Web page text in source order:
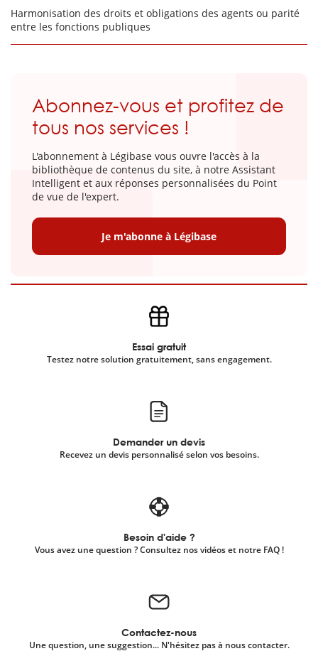
Harmonisation des droits et obligations des agents ou parité
entre les fonctions publiques
Abonnez-vous et profitez de
tous nos services !
L'abonnement à Légibase vous ouvre l'accès à la
bibliothèque de contenus du site, à notre Assistant
Intelligent et aux réponses personnalisées du Point
de vue de l'expert.
Je m'abonne à Légibase
Essai gratuit
Testez notre solution gratuitement, sans engagement.
Demander un devis
Recevez un devis personnalisé selon vos besoins.
Besoin d'aide ?
Vous avez une question ? Consultez nos vidéos et notre FAQ !
Contactez-nous
Une question, une suggestion... N'hésitez pas à nous contacter.